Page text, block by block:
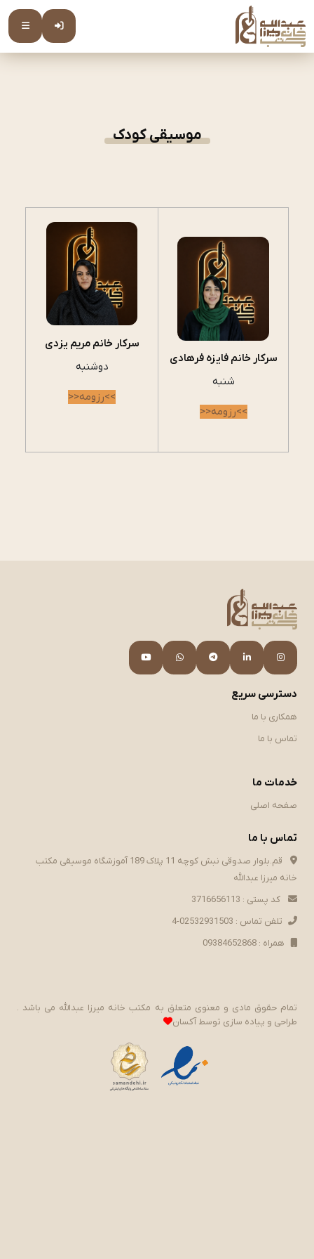
موسیقی کودک
سرکار خانم فایزه فرهادی
شنبه
>>رزومه<<
سرکار خانم مریم یزدی
دوشنبه
>>رزومه<<
دسترسی سریع
همکاری با ما
تماس با ما
خدمات ما
صفحه اصلی
تماس با ما
قم.بلوار صدوقی نبش کوچه 11 پلاک 189 آموزشگاه موسیقی مکتب
خانه میرزا عبدالله
کد پستی : 3716656113
تلفن تماس : 02532931503-4
همراه : 09384652868
تمام حقوق مادی و معنوی متعلق به مکتب خانه میرزا عبدالله می باشد .
طراحی و پیاده سازی توسطآکسان